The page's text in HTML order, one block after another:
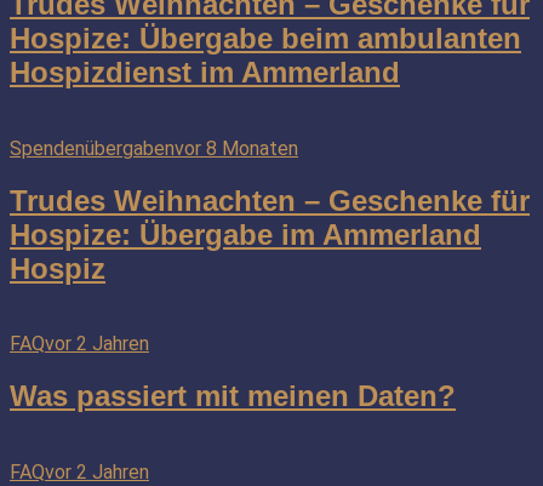
Hospize: Übergabe beim ambulanten
Hospizdienst im Ammerland
Spendenübergabenvor 8 Monaten
Trudes Weihnachten – Geschenke für
Hospize: Übergabe im Ammerland
Hospiz
FAQvor 2 Jahren
Was passiert mit meinen Daten?
FAQvor 2 Jahren